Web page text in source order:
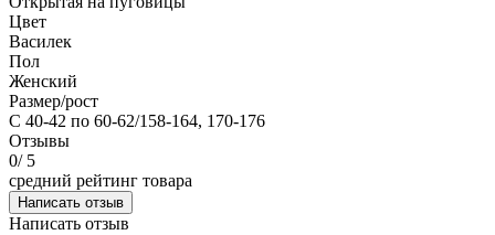
Цвет
Василек
Пол
Женский
Размер/рост
С 40-42 по 60-62/158-164, 170-176
Отзывы
0/ 5
средний рейтинг товара
Написать отзыв
Написать отзыв